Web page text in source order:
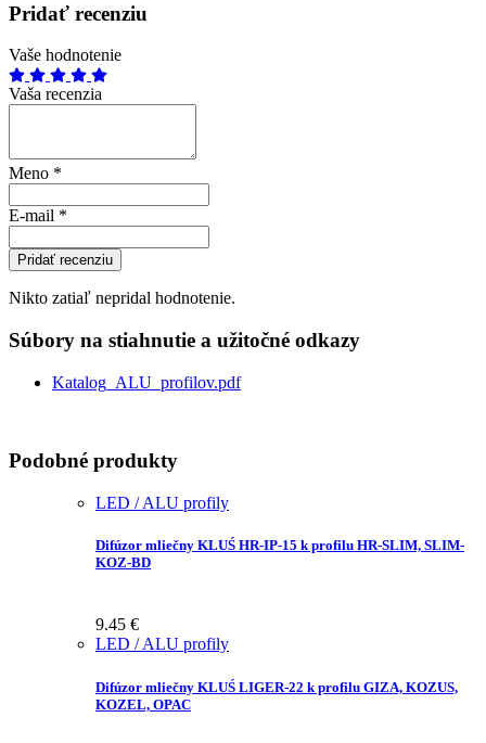
Pridať recenziu
Vaše hodnotenie
Vaša recenzia
Meno *
E-mail *
Pridať recenziu
Nikto zatiaľ nepridal hodnotenie.
Súbory na stiahnutie a užitočné odkazy
Katalog_ALU_profilov.pdf
Podobné produkty
LED / ALU profily
Difúzor mliečny KLUŚ HR-IP-15 k profilu HR-SLIM, SLIM-
KOZ-BD
9.45 €
LED / ALU profily
Difúzor mliečny KLUŚ LIGER-22 k profilu GIZA, KOZUS,
KOZEL, OPAC